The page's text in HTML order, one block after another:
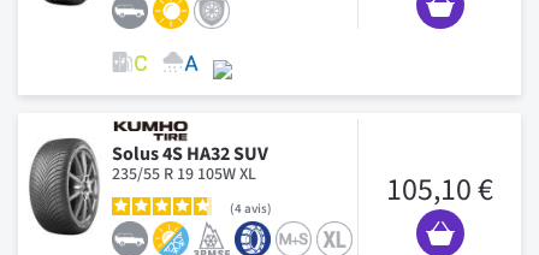
Solus 4S HA32 SUV
235/55 R 19 105W XL
4avis 105,10 €